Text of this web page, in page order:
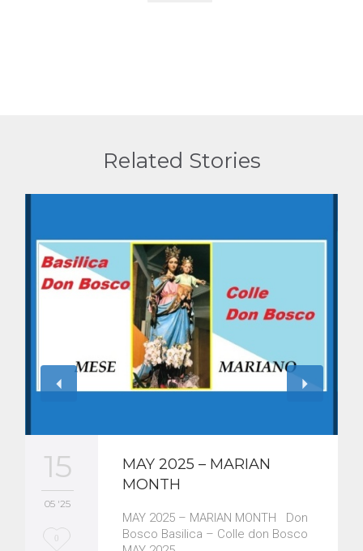
Related Stories
15
05 '25
L0
MAY 2025 – MARIAN
MONTH
MAY 2025 – MARIAN MONTH Don
Bosco Basilica – Colle don Bosco